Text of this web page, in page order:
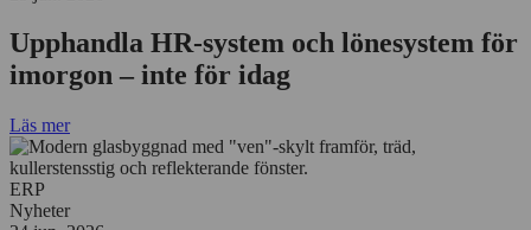
Upphandla HR-system och lönesystem för
imorgon – inte för idag
Läs mer
ERP
Nyheter